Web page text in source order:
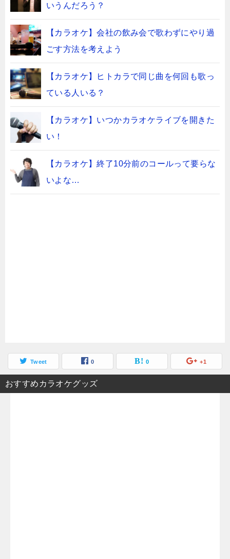
いうんだろう？
【カラオケ】会社の飲み会で歌わずにやり過
ごす方法を考えよう
【カラオケ】ヒトカラで同じ曲を何回も歌っ
ている人いる？
【カラオケ】いつかカラオケライブを開きた
い！
【カラオケ】終了10分前のコールって要らな
いよな…
Tweet 0 0 +1
おすすめカラオケグッズ